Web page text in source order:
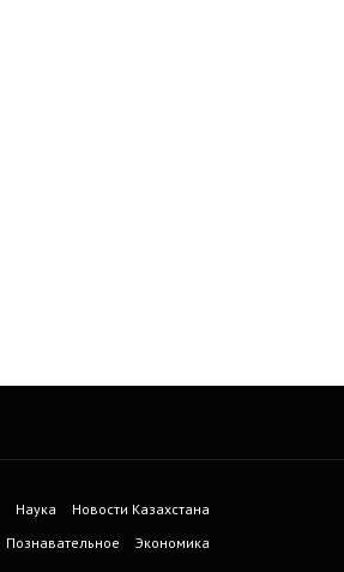
Наука
Новости Казахстана
Познавательное
Экономика